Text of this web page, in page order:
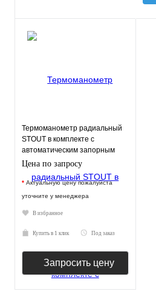
Термоманометр радиальный
STOUT в комплекте с
автоматическим запорным
клапаном. Корпус Dn 80
Цена по запросу
* Актуальную цену пожалуйста
уточните у менеджера
В избранное
Купить в 1 клик Под заказ
Запросить цену